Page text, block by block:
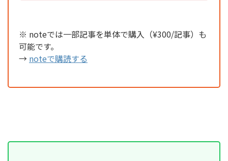
※ noteでは一部記事を単体で購入（¥300/記事）も
可能です。
→ noteで購読する